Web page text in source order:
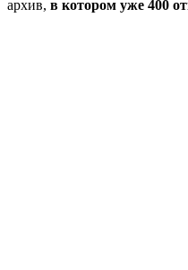
архив, в котором уже 400